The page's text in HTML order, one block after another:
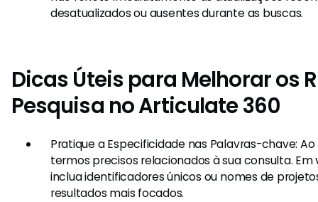
desatualizados ou ausentes durante as buscas.
Dicas Úteis para Melhorar os
Pesquisa no Articulate 360
Pratique a Especificidade nas Palavras-chave:
termos precisos relacionados à sua consulta.
inclua identificadores únicos ou nomes de
resultados mais focados.